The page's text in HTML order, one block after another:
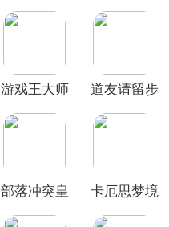
游戏王大师
道友请留步
部落冲突皇
卡厄思梦境